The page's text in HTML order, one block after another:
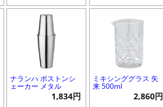
ナランハ ボストンシ
ェーカー メタル
1,834円
ミキシンググラス 矢
来 500ml
2,860円